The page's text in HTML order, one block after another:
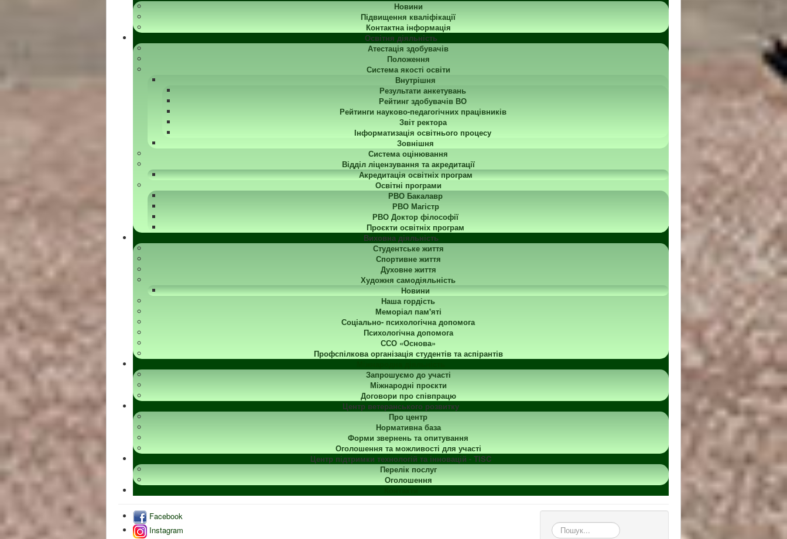
Новини
Підвищення кваліфікації
Контактна інформація
Освітня діяльність
Атестація здобувачів
Положення
Система якості освіти
Внутрішня
Результати анкетувань
Рейтинг здобувачів ВО
Рейтинги науково-педагогічних працівників
Звіт ректора
Інформатизація освітнього процесу
Зовнішня
Система оцінювання
Відділ ліцензування та акредитації
Акредитація освітніх програм
Освітні програми
РВО Бакалавр
РВО Магістр
РВО Доктор філософії
Проєкти освітніх програм
Виховна діяльність
Студентське життя
Спортивне життя
Духовне життя
Художня самодіяльність
Новини
Наша гордість
Меморіал пам'яті
Соціально- психологічна допомога
Психологічна допомога
ССО «Основа»
Профспілкова організація студентів та аспірантів
Запрошуємо до участі
Міжнародні проєкти
Договори про співпрацю
Центр ветеранського розвитку
Про центр
Нормативна база
Форми звернень та опитування
Оголошення та можливості для участі
Центр підтримки технологій та інновацій - TISC
Перелік послуг
Оголошення
Facebook
Instagram
пошук